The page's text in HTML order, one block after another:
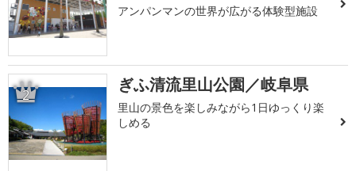
アンパンマンの世界が広がる体験型施設
2 ぎふ清流里山公園／岐阜県
里山の景色を楽しみながら1日ゆっくり楽
しめる